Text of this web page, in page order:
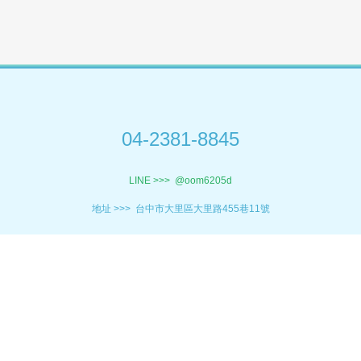
04-2381-8845
LINE >>> @oom6205d
地址 >>> 台中市大里區大里路455巷11號